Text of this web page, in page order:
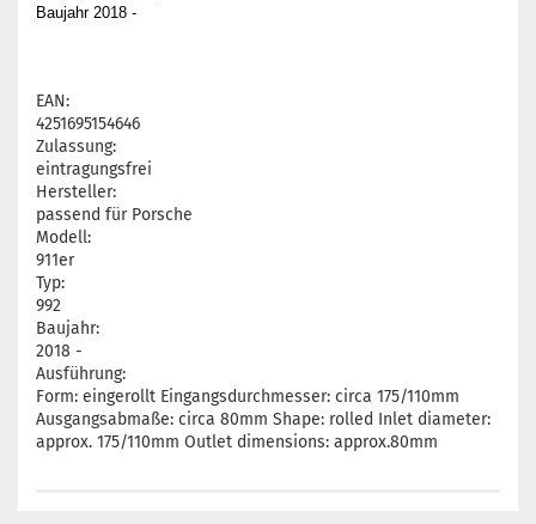
Baujahr 2018 -
EAN:
4251695154646
Zulassung:
eintragungsfrei
Hersteller:
passend für Porsche
Modell:
911er
Typ:
992
Baujahr:
2018 -
Ausführung:
Form: eingerollt Eingangsdurchmesser: circa 175/110mm
Ausgangsabmaße: circa 80mm Shape: rolled Inlet diameter:
approx. 175/110mm Outlet dimensions: approx.80mm